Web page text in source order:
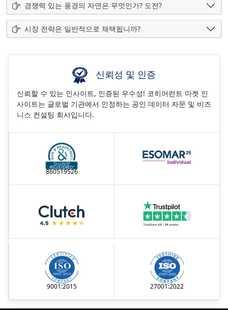
경쟁력 있는 풍경의 자연은 무엇인가? 도전?
시장 전략은 일반적으로 채택됩니까?
신뢰성 및 인증
신뢰할 수 있는 인사이트, 인증된 우수성! 코히어런트 마켓 인
사이트는 글로벌 기관에서 인정하는 공인 데이터 자문 및 비즈
니스 컨설팅 회사입니다.
860519526
9001:2015 27001:2022